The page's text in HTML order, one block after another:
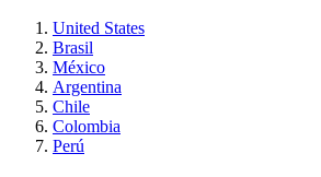
United States
Brasil
México
Argentina
Chile
Colombia
Perú